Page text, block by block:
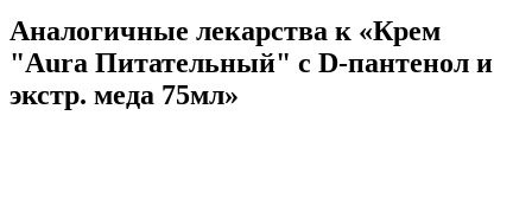
Аналогичные лекарства к «Крем
"Aura Питательный" с D-пантенол и
экстр. меда 75мл»